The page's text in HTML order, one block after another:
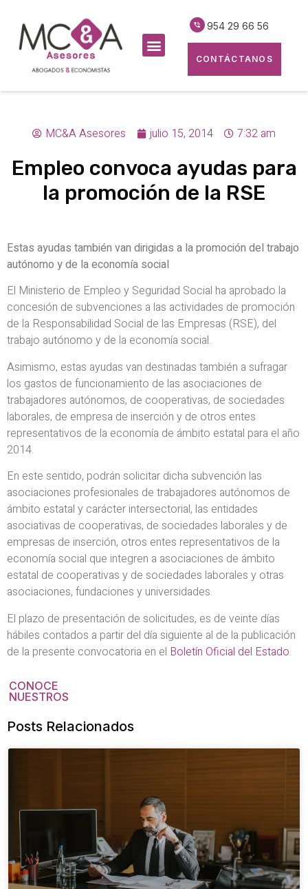
954 29 66 56
CONTÁCTANOS
MC&A Asesores julio 15, 2014 7:32 am
Empleo convoca ayudas para
la promoción de la RSE
Estas ayudas también van dirigidas a la promoción del trabajo
autónomo y de la economía social
El Ministerio de Empleo y Seguridad Social ha aprobado la
concesión de subvenciones a las actividades de promoción
de la Responsabilidad Social de las Empresas (RSE), del
trabajo autónomo y de la economía social.
Asimismo, estas ayudas van destinadas también a sufragar
los gastos de funcionamiento de las asociaciones de
trabajadores autónomos, de cooperativas, de sociedades
laborales, de empresa de inserción y de otros entes
representativos de la economía de ámbito estatal para el año
2014.
En este sentido, podrán solicitar dicha subvención las
asociaciones profesionales de trabajadores autónomos de
ámbito estatal y carácter intersectorial, las entidades
asociativas de cooperativas, de sociedades laborales y de
empresas de inserción, otros entes representativos de la
economía social que integren a asociaciones de ámbito
estatal de cooperativas y de sociedades laborales y otras
asociaciones, fundaciones y universidades.
El plazo de presentación de solicitudes, es de veinte días
hábiles contados a partir del día siguiente al de la publicación
de la presente convocatoria en el Boletín Oficial del Estado.
CONOCE
NUESTROS
Posts Relacionados